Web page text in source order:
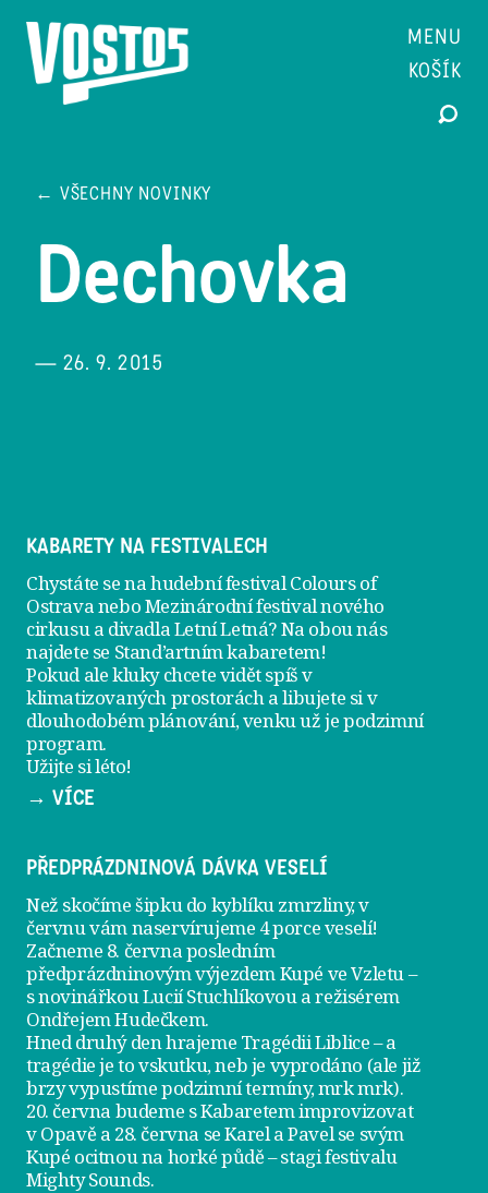
MENU
KOŠÍK
← VŠECHNY NOVINKY
Dechovka
— 26. 9. 2015
KABARETY NA FESTIVALECH
Chystáte se na hudební festival Colours of
Ostrava nebo Mezinárodní festival nového
cirkusu a divadla Letní Letná? Na obou nás
najdete se Stand’artním kabaretem!
Pokud ale kluky chcete vidět spíš v
klimatizovaných prostorách a libujete si v
dlouhodobém plánování, venku už jepodzimní
program.
Užijte si léto!
→ VÍCE
PŘEDPRÁZDNINOVÁ DÁVKA VESELÍ
Než skočíme šipku do kyblíku zmrzliny, v
červnu vám naservírujeme 4 porce veselí!
Začneme 8. června posledním
předprázdninovým výjezdemKupé ve Vzletu–
s novinářkou Lucií Stuchlíkovou a režisérem
Ondřejem Hudečkem.
Hned druhý den hrajeme Tragédii Liblice– a
tragédie je to vskutku, neb je vyprodáno (ale již
brzy vypustíme podzimní termíny, mrk mrk).
20. června budeme s Kabaretem improvizovat
v Opavě a 28. června se Karel a Pavel se svým
Kupé ocitnou na horké půdě – stagi festivalu
Mighty Sounds.